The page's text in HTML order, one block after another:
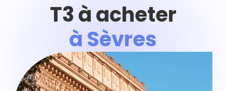
T3 à acheter
à Sèvres